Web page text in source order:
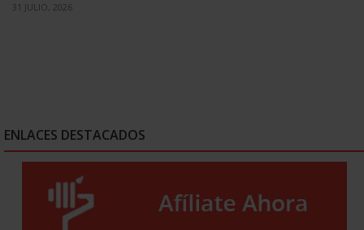
31 JULIO, 2026
ENLACES DESTACADOS